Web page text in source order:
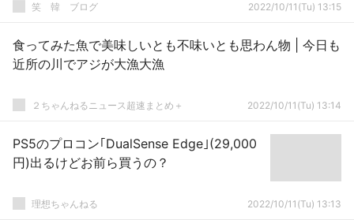
笑 韓 ブログ 2022/10/11(Tu) 13:15
食ってみた魚で美味しいとも不味いとも思わん物 | 今日も
近所の川でアジが大漁大漁
２ちゃんねるニュース超速まとめ＋ 2022/10/11(Tu) 13:14
PS5のプロコン｢DualSense Edge｣(29,000
円)出るけどお前ら買うの？
理想ちゃんねる 2022/10/11(Tu) 13:13